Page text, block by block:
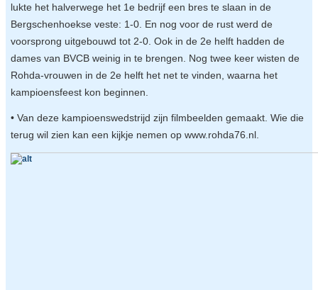
lukte het halverwege het 1e bedrijf een bres te slaan in de
Bergschenhoekse veste: 1-0. En nog voor de rust werd de
voorsprong uitgebouwd tot 2-0. Ook in de 2e helft hadden de
dames van BVCB weinig in te brengen. Nog twee keer wisten de
Rohda-vrouwen in de 2e helft het net te vinden, waarna het
kampioensfeest kon beginnen.
• Van deze kampioenswedstrijd zijn filmbeelden gemaakt. Wie die
terug wil zien kan een kijkje nemen op www.rohda76.nl.